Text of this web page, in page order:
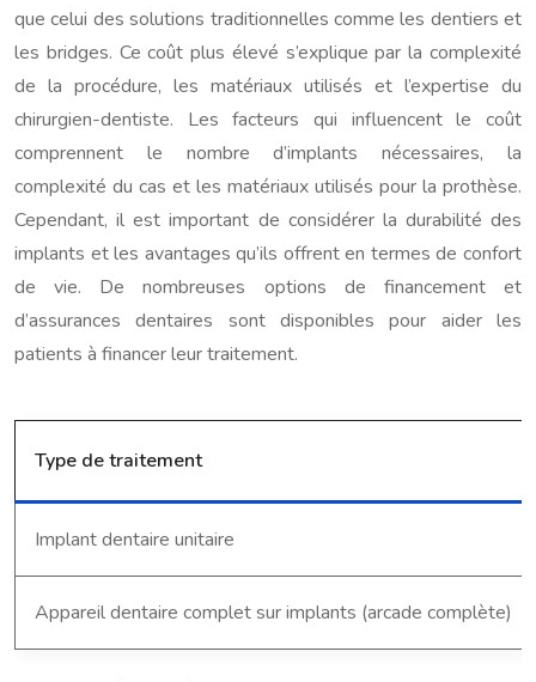
que celui des solutions traditionnelles comme les dentiers et
les bridges. Ce coût plus élevé s’explique par la complexité
de la procédure, les matériaux utilisés et l’expertise du
chirurgien-dentiste. Les facteurs qui influencent le coût
comprennent le nombre d’implants nécessaires, la
complexité du cas et les matériaux utilisés pour la prothèse.
Cependant, il est important de considérer la durabilité des
implants et les avantages qu’ils offrent en termes de confort
de vie. De nombreuses options de financement et
d’assurances dentaires sont disponibles pour aider les
patients à financer leur traitement.
Type de traitement
Implant dentaire unitaire
Appareil dentaire complet sur implants (arcade complète)